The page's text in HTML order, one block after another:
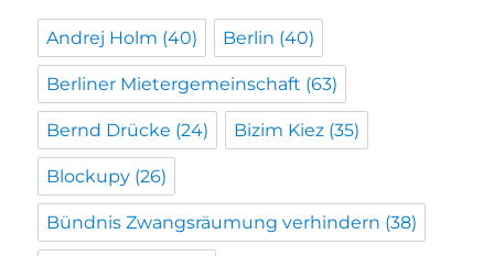
Andrej Holm (40) Berlin (40)
Berliner Mietergemeinschaft (63)
Bernd Drücke (24) Bizim Kiez (35)
Blockupy (26)
Bündnis Zwangsräumung verhindern (38)